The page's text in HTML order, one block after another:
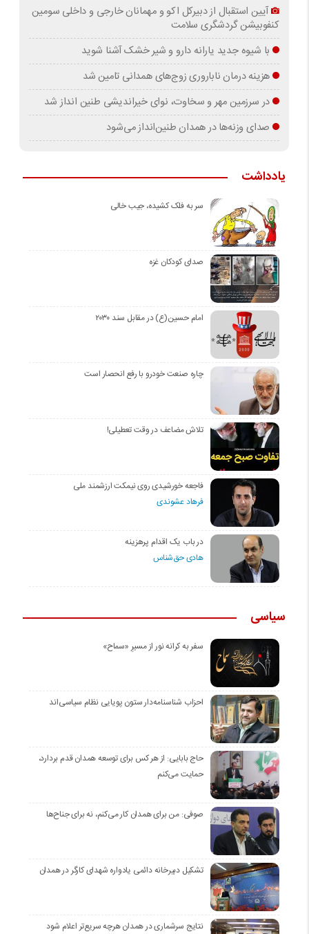
آیین استقبال از دبیرکل اکو و مهمانان خارجی و داخلی سومین
کنفوبیشن گردشگری سلامت
با شیوه جدید یارانه دارو و شیر خشک آشنا شوید
هزینه درمان ناباروری زوج‌های همدانی تامین شد
در سرزمین مهر و سخاوت، نوای خیراندیشی طنین انداز شد
صدای وزنه‌ها در همدان طنین‌انداز می‌شود
یادداشت
سر به فلک کشیده، جیب خالی
صدای کودکان غزه
امام حسین(ع) در مقابل سند ۲۰۳۰
چاره صنعت خودرو با رفع انحصار است
تلاش مضاعف در وقت تعطیلی!
فاجعه خورشیدی روی نیمکت ارزشمند ملی
فرهاد عشوندی
در باب یک اقدام پرهزینه
هادی حق‌شناس
سیاسی
سفر به کرانه‌ نور از مسیرِ «سماح»
احزاب شناسنامه‌دار ستون پویایی نظام سیاسی‌اند
حاج بابایی: از هر کس برای توسعه همدان قدم بردارد،
حمایت می‌کنم
صوفی: من برای همدان کار می‌کنم، نه برای جناح‌ها
تشکیل دبیرخانه دائمی یادواره شهدای کارگر در همدان
نتایج سرشماری در همدان هرچه سریع‌تر اعلام شود